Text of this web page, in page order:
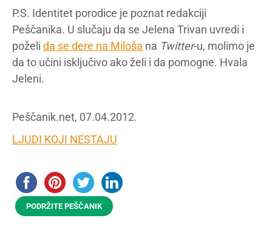
P.S. Identitet porodice je poznat redakciji
Peščanika. U slučaju da se Jelena Trivan uvredi i
poželi da se dere na Miloša na Twitter-u, molimo je
da to učini isključivo ako želi i da pomogne. Hvala
Jeleni.
Peščanik.net, 07.04.2012.
LJUDI KOJI NESTAJU
PODRŽITE PEŠČANIK